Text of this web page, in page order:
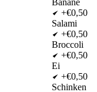
+€0,50
Salami
+€0,50
Broccoli
+€0,50
Ei
+€0,50
Schinken